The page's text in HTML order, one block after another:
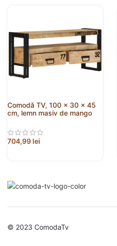
Comodă TV, 100 x 30 x 45
cm, lemn masiv de mango
704,99 lei
© 2023 ComodaTv